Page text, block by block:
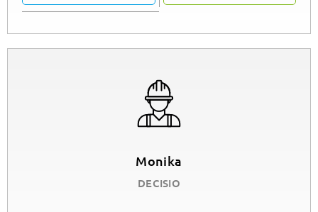
Monika
DECISIO